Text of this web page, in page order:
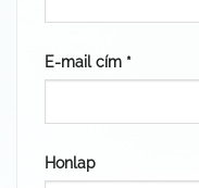
E-mail cím *
Honlap